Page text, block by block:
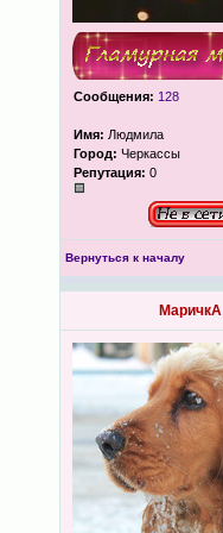
Сообщения: 128
Имя: Людмила
Город: Черкассы
Репутация: 0
Вернуться к началу
МаричкА